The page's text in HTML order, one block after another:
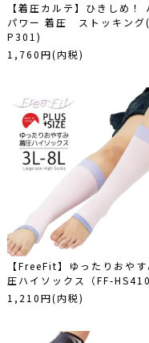
【着圧カルテ】ひきしめ！
パワー 着圧 ストッキング
P301)
1,760円(内税)
【FreeFit】ゆったりおやす
圧ハイソックス（FF-HS410
1,210円(内税)